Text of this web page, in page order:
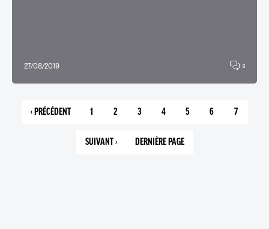
27/08/2019 0
PAGE
‹ PRÉCÉDENT PAGE
1 PAGE
2 PAGE
3 PAGE
4 PAGE
5
PAGE
6 PAGE
7
PAGE
SUIVANT › DERNIÈRE PAGE
7